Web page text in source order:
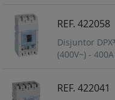
REF. 422058
Disjuntor
(400V~) - 400A
REF. 422041